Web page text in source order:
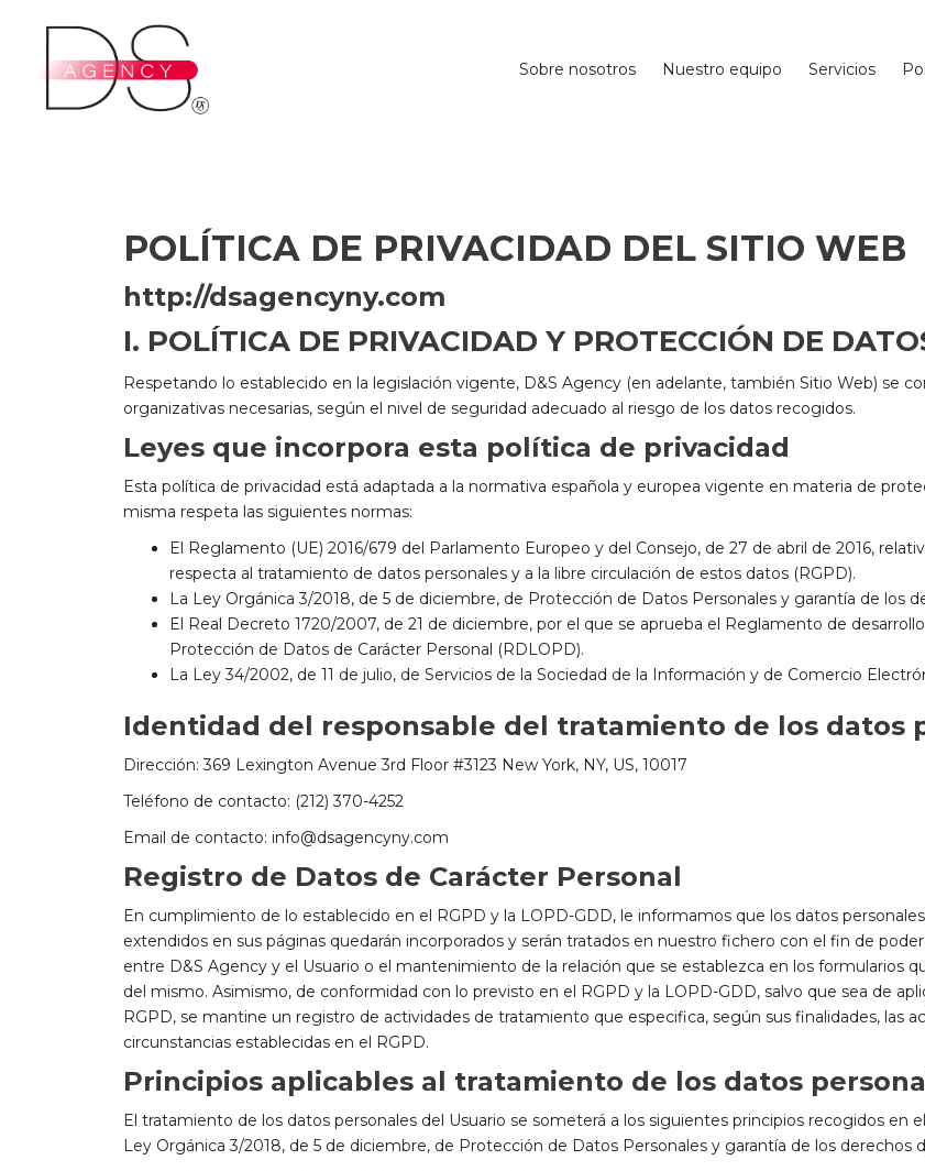
contenido
Sobre nosotros Nuestro equipo Servicios
POLÍTICA DE PRIVACIDAD DEL SITIO WEB
http://dsagencyny.com
I. POLÍTICA DE PRIVACIDAD Y PROTECCIÓN DE
Respetando lo establecido en la legislación vigente, D&S Agency (en adelante, también Sitio Web) se
organizativas necesarias, según el nivel de seguridad adecuado al riesgo de los datos recogidos.
Leyes que incorpora esta política de privacidad
Esta política de privacidad está adaptada a la normativa española y europea vigente en materia de
misma respeta las siguientes normas:
El Reglamento (UE) 2016/679 del Parlamento Europeo y del Consejo, de 27 de abril de 2016,
respecta al tratamiento de datos personales y a la libre circulación de estos datos (RGPD).
La Ley Orgánica 3/2018, de 5 de diciembre, de Protección de Datos Personales y garantía de los
El Real Decreto 1720/2007, de 21 de diciembre, por el que se aprueba el Reglamento de
Protección de Datos de Carácter Personal (RDLOPD).
La Ley 34/2002, de 11 de julio, de Servicios de la Sociedad de la Información y de Comercio
Identidad del responsable del tratamiento de los datos
Dirección: 369 Lexington Avenue 3rd Floor #3123 New York, NY, US, 10017
Teléfono de contacto: (212) 370-4252
Email de contacto: info@dsagencyny.com
Registro de Datos de Carácter Personal
En cumplimiento de lo establecido en el RGPD y la LOPD-GDD, le informamos que los datos
extendidos en sus páginas quedarán incorporados y serán tratados en nuestro fichero con el fin de
entre D&S Agency y el Usuario o el mantenimiento de la relación que se establezca en los formularios
del mismo. Asimismo, de conformidad con lo previsto en el RGPD y la LOPD-GDD, salvo que sea de
RGPD, se mantine un registro de actividades de tratamiento que especifica, según sus finalidades, las
circunstancias establecidas en el RGPD.
Principios aplicables al tratamiento de los datos
El tratamiento de los datos personales del Usuario se someterá a los siguientes principios recogidos en
Ley Orgánica 3/2018, de 5 de diciembre, de Protección de Datos Personales y garantía de los derechos